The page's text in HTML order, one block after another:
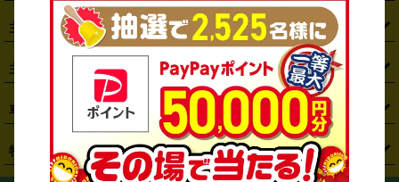
・東京都 ・神奈川県 ・埼玉県 ・千葉県 ・茨城県
・ 栃木県 ・群馬県 ・山梨県 ・愛知県 ・静岡県 ・岐阜県
・ 新潟県 富山県 ・石川県 ・福井県 ・大阪府
京都府 滋賀県 ・和歌山県 ・ 奈良県 ・三重県
・島根県 ・岡山県 ・広島県 ・山口県 ・徳島県
香川県 ・愛媛県 ・高知県 ・福岡県 ・佐賀県 ・長崎県
・ 札幌駅 ・仙台駅 ・新宿駅 ・池袋駅 ・渋谷駅 ・東京駅
・川崎駅 ・大宮駅 ・西船橋駅 ・柏駅 ・名古屋駅
・ 難波駅 三宮駅 ・京都駅 ・ 広島駅 ・博多駅
・ 那覇空港駅
主要空港から探す
・ 新千歳空港 仙台空港
・羽田空港
・ 中部国際空港セントレア ・ 関西国際空港
・ 大阪国際空港（伊丹空港） ・神戸空港
主要都市から探す
・仙台市
・さいたま市
・ 横浜市 ・川崎市
車種から探す
・コンパクトカー ・ステーションワゴン・セダン
ミニバン・ワンボックス ・ 高級ミニバン・ワンボックス
特徴から探す